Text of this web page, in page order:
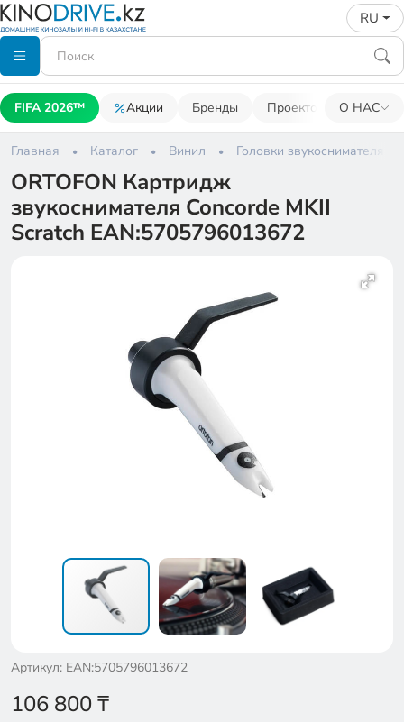
RU
FIFA 2026™ Акции Бренды Проекторы О НАС
Главная Каталог Винил Головки звукоснимателя
ORTOFON Картридж
звукоснимателя Concorde MKII
Scratch EAN:5705796013672
Артикул: EAN:5705796013672
106 800₸